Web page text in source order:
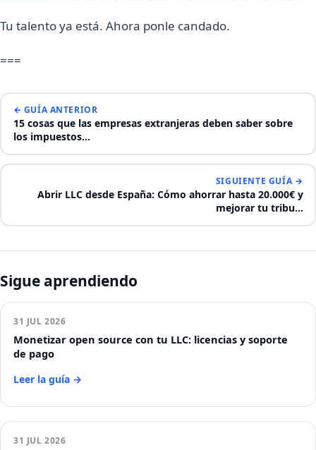
Tu talento ya está. Ahora ponle candado.
===
← GUÍA ANTERIOR
15 cosas que las empresas extranjeras deben saber sobre
los impuestos…
SIGUIENTE GUÍA →
Abrir LLC desde España: Cómo ahorrar hasta 20.000€ y
mejorar tu tribu…
Sigue aprendiendo
31 JUL 2026
Monetizar open source con tu LLC: licencias y soporte
de pago
Leer la guía →
31 JUL 2026